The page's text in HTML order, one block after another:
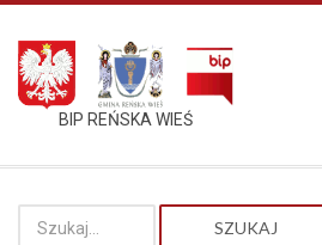
BIP REŃSKA WIEŚ
SZUKAJ